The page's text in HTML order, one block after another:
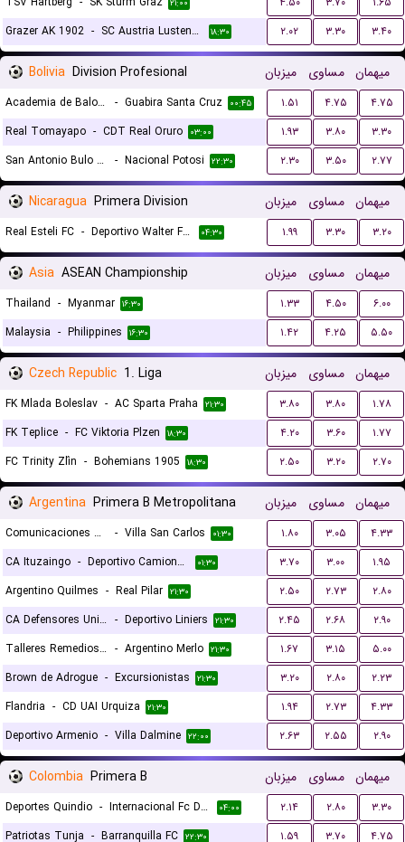
۲۱:۰۰
Grazer AK 1902 - SC Austria Lustenau ۱۸:۳۰ ۲.۰۲ ۳.۳۰ ۳.۴۰
Bolivia Division Profesional میزبان مساوی میهمان
Academia de Balompie Boliviano - Guabira Santa Cruz ۰۰:۴۵ ۱.۵۱ ۴.۷۵
۴.۷۵
Real Tomayapo - CDT Real Oruro ۰۳:۰۰ ۱.۹۳ ۳.۸۰
۳.۳۰
San Antonio Bulo Bulo
- Nacional Potosi ۲۲:۳۰ ۲.۳۰ ۳.۵۰ ۲.۷۷
Nicaragua Primera Division میزبان مساوی میهمان
Real Esteli FC - Deportivo Walter Ferreti ۰۴:۳۰ ۱.۹۹ ۳.۳۰ ۳.۲۰
Asia ASEAN Championship میزبان مساوی میهمان
Thailand - Myanmar ۱۶:۳۰ ۱.۳۳ ۴.۵۰
۶.۰۰
Malaysia - Philippines ۱۶:۳۰ ۱.۴۲ ۴.۲۵ ۵.۵۰
Czech Republic 1. Liga میزبان مساوی میهمان
FK Mlada Boleslav - AC Sparta Praha ۲۱:۳۰ ۳.۸۰ ۳.۸۰
۱.۷۸
FK Teplice - FC Viktoria Plzen ۱۸:۳۰ ۴.۲۰ ۳.۶۰
۱.۷۷
FC Trinity Zlín - Bohemians 1905 ۱۸:۳۰ ۲.۵۰ ۳.۲۰ ۲.۷۰
Argentina Primera B Metropolitana میزبان مساوی میهمان
Comunicaciones de Bueno Aires - Villa San Carlos ۰۱:۳۰ ۱.۸۰ ۳.۰۵
۴.۳۳
CA Ituzaingo - Deportivo Camioneros ۰۱:۳۰ ۳.۷۰ ۳.۰۰
۱.۹۵
Argentino Quilmes - Real Pilar ۲۱:۳۰ ۲.۵۰ ۲.۷۳
۲.۸۰
CA Defensores Unidos - Deportivo Liniers ۲۱:۳۰ ۲.۴۵ ۲.۶۸
۲.۹۰
Talleres Remedios Escalada - Argentino Merlo ۲۱:۳۰ ۱.۶۷ ۳.۱۵
۵.۰۰
Brown de Adrogue - Excursionistas ۲۱:۳۰ ۳.۲۰ ۲.۸۰
۲.۲۳
Flandria - CD UAI Urquiza ۲۱:۳۰ ۱.۹۴ ۲.۷۳
۴.۳۳
Deportivo Armenio - Villa Dalmine ۲۲:۰۰ ۲.۶۳ ۲.۵۵ ۲.۹۰
Colombia Primera B میزبان مساوی میهمان
Deportes Quindio - Internacional Fc De Palmira ۰۴:۰۰ ۲.۱۴ ۲.۸۰
۳.۳۰
Patriotas Tunja - Barranquilla FC ۲۲:۳۰ ۱.۵۹ ۳.۷۰ ۴.۷۵